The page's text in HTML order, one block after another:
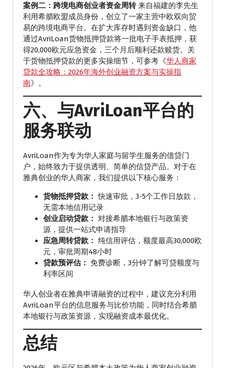
案例二：跨境电商创业者资金周转来自福建的李先生
利用希腊欧盟成员身份，创立了一家主营中欧双向贸
易的跨境电商平台。在扩大库存时遇到资金缺口，他
通过AvriLoan货物抵押贷款将一批电子手表抵押，获
得20,000欧元应急资金，三个月后顺利还款赎货。关
于货物抵押贷款的更多实操细节，可参考《华人商家
贷款全攻略：2026年海外创业融资方案与实操指
南》。
六、与AvriLoan平台的
服务联动
AvriLoan作为专为华人家庭与留学生服务的借贷门
户，始终致力于提供透明、简单的信贷产品。对于在
雅典创业的华人商家，我们提供以下核心服务：
货物抵押贷款： 快速审批，3-5个工作日放款，
无需本地信用记录
创业启动贷款： 对接希腊本地银行与政策资
源，提供一站式申请指导
应急周转贷款： 纯信用评估，额度最高30,000欧
元，审批周期48小时
贷款预评估： 免费诊断，3分钟了解可贷额度与
利率区间
华人创业者在雅典申请融资的过程中，建议充分利用
AvriLoan平台的信息服务与比价功能，同时结合希腊
本地银行与政策资源，实现融资成本最优化。
总结